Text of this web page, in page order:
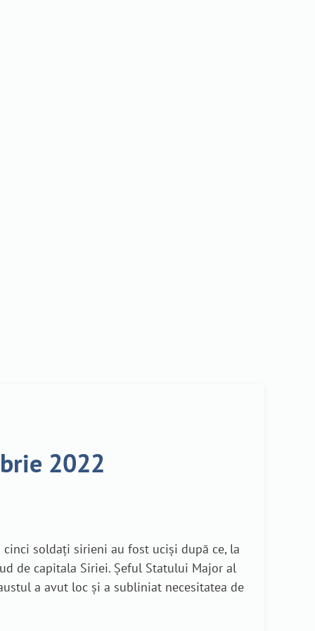
2022
soldați sirieni au fost uciși după ce, la
de capitala Siriei. Șeful Statului Major al
a avut loc și a subliniat necesitatea de